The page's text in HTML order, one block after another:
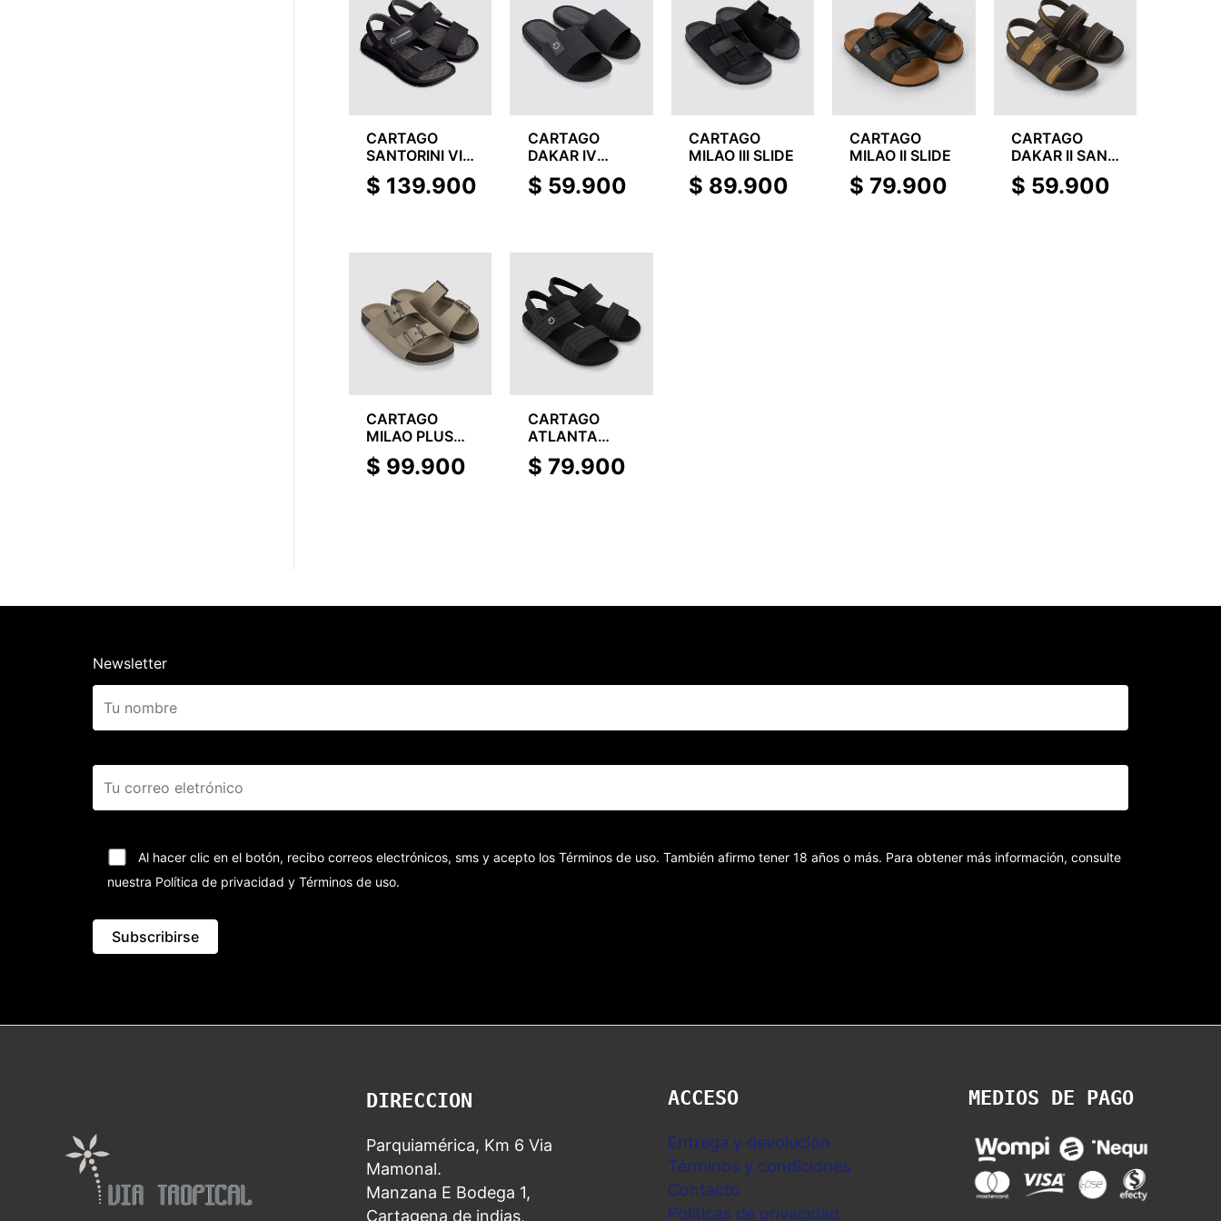
CARTAGO
SANTORINI VIII
SAND
$ 139.900
CARTAGO
DAKAR IV
SLIDE
$ 59.900
CARTAGO
MILAO III SLIDE
$ 89.900
CARTAGO
MILAO II SLIDE
$ 79.900
CARTAGO
DAKAR II SAND
KIDS
$ 59.900
CARTAGO
MILAO PLUS
SLIDE AD
$ 99.900
CARTAGO
ATLANTA
SAND AD
$ 79.900
Newsletter
Al hacer clic en el botón, recibo correos electrónicos, sms y acepto los Términos de uso. También afirmo tener 18 años o más. Para obtener más información, consulte
nuestra Política de privacidad y Términos de uso.
DIRECCION
Parquiamérica, Km 6 Via
Mamonal.
Manzana E Bodega 1,
Cartagena de indias,
ACCESO
Entrega y devolución
Términos y condiciones
Contacto
Politicas de privacidad
MEDIOS DE PAGO